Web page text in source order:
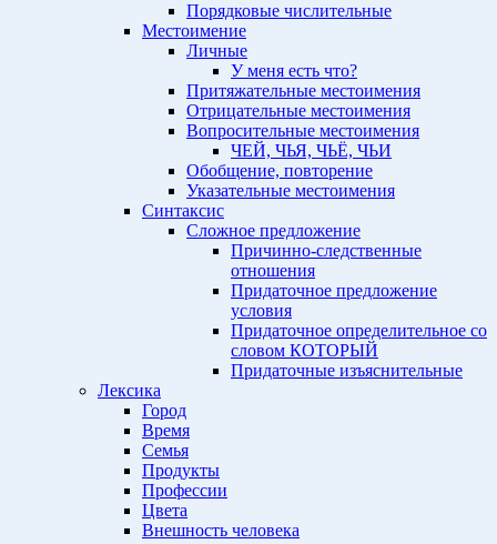
Порядковые числительные
Местоимение
Личные
У меня есть что?
Притяжательные местоимения
Отрицательные местоимения
Вопросительные местоимения
ЧЕЙ, ЧЬЯ, ЧЬЁ, ЧЬИ
Обобщение, повторение
Указательные местоимения
Синтаксис
Сложное предложение
Причинно-следственные
отношения
Придаточное предложение
условия
Придаточное определительное со
словом КОТОРЫЙ
Придаточные изъяснительные
Лексика
Город
Время
Семья
Продукты
Профессии
Цвета
Внешность человека